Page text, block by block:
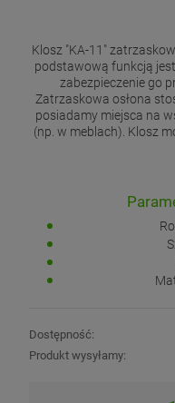
Klosz "KA-11"
podstawową funkcją
zabezpieczenie go
Zatrzaskowa osłona
posiadamy miejsca na
(np. w meblach). Klosz
Dostępność:
Produkt wysyłamy: